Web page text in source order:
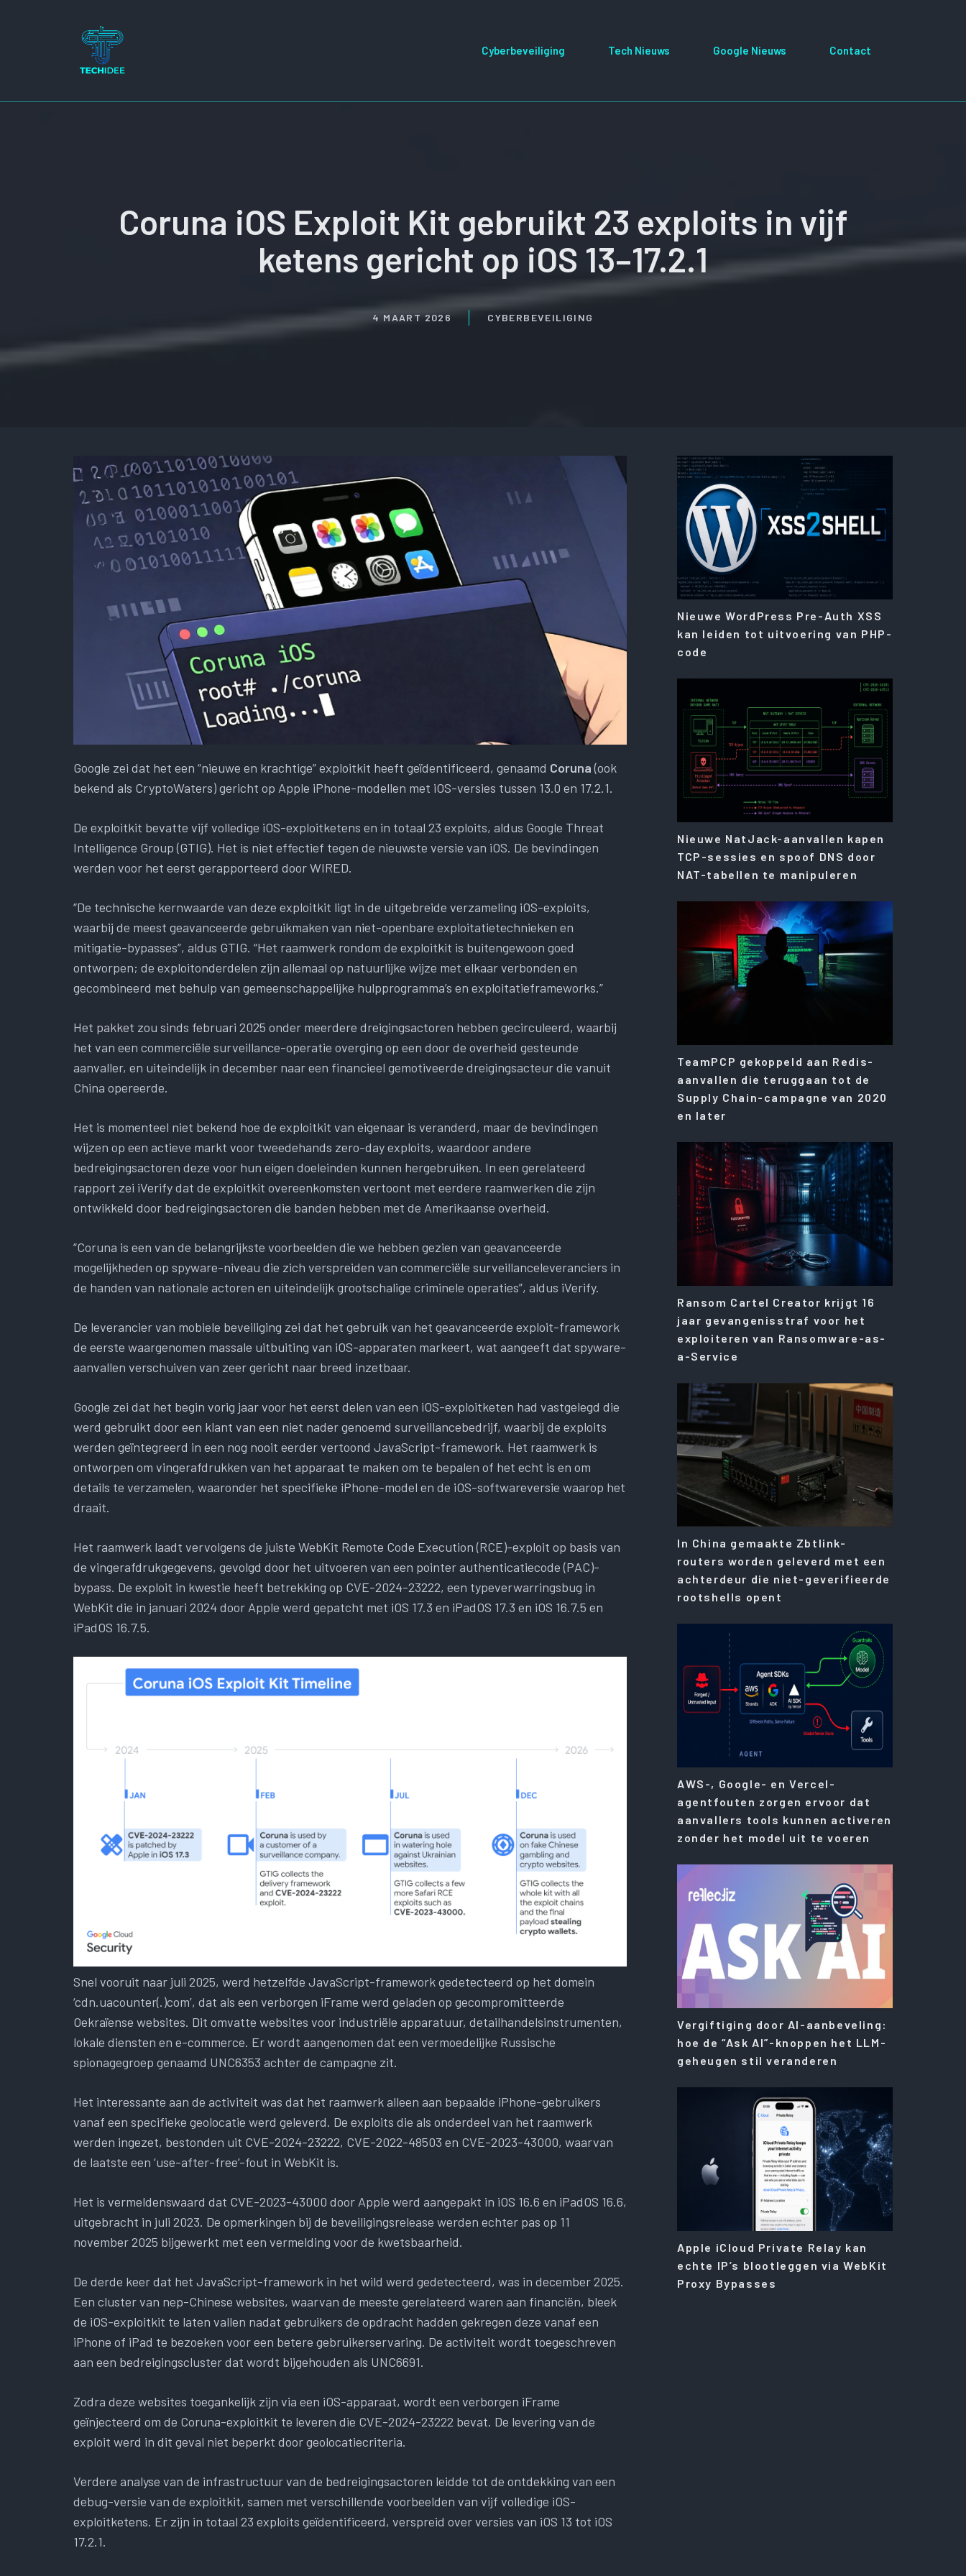
Cyberbeveiliging Tech Nieuws Google Nieuws Contact
Coruna iOS Exploit Kit gebruikt 23 exploits in vijf
ketens gericht op iOS 13–17.2.1
4 MAART 2026 CYBERBEVEILIGING
Google zei dat het een “nieuwe en krachtige” exploitkit heeft geïdentificeerd, genaamd Coruna(ook
bekend als CryptoWaters) gericht op Apple iPhone-modellen met iOS-versies tussen 13.0 en 17.2.1.
De exploitkit bevatte vijf volledige iOS-exploitketens en in totaal 23 exploits, aldus Google Threat
Intelligence Group (GTIG). Het is niet effectief tegen de nieuwste versie van iOS. De bevindingen
werden voor het eerst gerapporteerd door WIRED.
“De technische kernwaarde van deze exploitkit ligt in de uitgebreide verzameling iOS-exploits,
waarbij de meest geavanceerde gebruikmaken van niet-openbare exploitatietechnieken en
mitigatie-bypasses”, aldus GTIG. “Het raamwerk rondom de exploitkit is buitengewoon goed
ontworpen; de exploitonderdelen zijn allemaal op natuurlijke wijze met elkaar verbonden en
gecombineerd met behulp van gemeenschappelijke hulpprogramma’s en exploitatieframeworks.”
Het pakket zou sinds februari 2025 onder meerdere dreigingsactoren hebben gecirculeerd, waarbij
het van een commerciële surveillance-operatie overging op een door de overheid gesteunde
aanvaller, en uiteindelijk in december naar een financieel gemotiveerde dreigingsacteur die vanuit
China opereerde.
Het is momenteel niet bekend hoe de exploitkit van eigenaar is veranderd, maar de bevindingen
wijzen op een actieve markt voor tweedehands zero-day exploits, waardoor andere
bedreigingsactoren deze voor hun eigen doeleinden kunnen hergebruiken. In een gerelateerd
rapport zei iVerify dat de exploitkit overeenkomsten vertoont met eerdere raamwerken die zijn
ontwikkeld door bedreigingsactoren die banden hebben met de Amerikaanse overheid.
“Coruna is een van de belangrijkste voorbeelden die we hebben gezien van geavanceerde
mogelijkheden op spyware-niveau die zich verspreiden van commerciële surveillanceleveranciers in
de handen van nationale actoren en uiteindelijk grootschalige criminele operaties”, aldus iVerify.
De leverancier van mobiele beveiliging zei dat het gebruik van het geavanceerde exploit-framework
de eerste waargenomen massale uitbuiting van iOS-apparaten markeert, wat aangeeft dat spyware-
aanvallen verschuiven van zeer gericht naar breed inzetbaar.
Google zei dat het begin vorig jaar voor het eerst delen van een iOS-exploitketen had vastgelegd die
werd gebruikt door een klant van een niet nader genoemd surveillancebedrijf, waarbij de exploits
werden geïntegreerd in een nog nooit eerder vertoond JavaScript-framework. Het raamwerk is
ontworpen om vingerafdrukken van het apparaat te maken om te bepalen of het echt is en om
details te verzamelen, waaronder het specifieke iPhone-model en de iOS-softwareversie waarop het
draait.
Het raamwerk laadt vervolgens de juiste WebKit Remote Code Execution (RCE)-exploit op basis van
de vingerafdrukgegevens, gevolgd door het uitvoeren van een pointer authenticatiecode (PAC)-
bypass. De exploit in kwestie heeft betrekking op CVE-2024-23222, een typeverwarringsbug in
WebKit die in januari 2024 door Apple werd gepatcht met iOS 17.3 en iPadOS 17.3 en iOS 16.7.5 en
iPadOS 16.7.5.
Snel vooruit naar juli 2025, werd hetzelfde JavaScript-framework gedetecteerd op het domein
‘cdn.uacounter(.)com’, dat als een verborgen iFrame werd geladen op gecompromitteerde
Oekraïense websites. Dit omvatte websites voor industriële apparatuur, detailhandelsinstrumenten,
lokale diensten en e-commerce. Er wordt aangenomen dat een vermoedelijke Russische
spionagegroep genaamd UNC6353 achter de campagne zit.
Het interessante aan de activiteit was dat het raamwerk alleen aan bepaalde iPhone-gebruikers
vanaf een specifieke geolocatie werd geleverd. De exploits die als onderdeel van het raamwerk
werden ingezet, bestonden uit CVE-2024-23222, CVE-2022-48503 en CVE-2023-43000, waarvan
de laatste een ‘use-after-free’-fout in WebKit is.
Het is vermeldenswaard dat CVE-2023-43000 door Apple werd aangepakt in iOS 16.6 en iPadOS 16.6,
uitgebracht in juli 2023. De opmerkingen bij de beveiligingsrelease werden echter pas op 11
november 2025 bijgewerkt met een vermelding voor de kwetsbaarheid.
De derde keer dat het JavaScript-framework in het wild werd gedetecteerd, was in december 2025.
Een cluster van nep-Chinese websites, waarvan de meeste gerelateerd waren aan financiën, bleek
de iOS-exploitkit te laten vallen nadat gebruikers de opdracht hadden gekregen deze vanaf een
iPhone of iPad te bezoeken voor een betere gebruikerservaring. De activiteit wordt toegeschreven
aan een bedreigingscluster dat wordt bijgehouden als UNC6691.
Zodra deze websites toegankelijk zijn via een iOS-apparaat, wordt een verborgen iFrame
geïnjecteerd om de Coruna-exploitkit te leveren die CVE-2024-23222 bevat. De levering van de
exploit werd in dit geval niet beperkt door geolocatiecriteria.
Verdere analyse van de infrastructuur van de bedreigingsactoren leidde tot de ontdekking van een
debug-versie van de exploitkit, samen met verschillende voorbeelden van vijf volledige iOS-
exploitketens. Er zijn in totaal 23 exploits geïdentificeerd, verspreid over versies van iOS 13 tot iOS
17.2.1.
Nieuwe WordPress Pre-Auth XSS
kan leiden tot uitvoering van PHP-
code
Nieuwe NatJack-aanvallen kapen
TCP-sessies en spoof DNS door
NAT-tabellen te manipuleren
TeamPCP gekoppeld aan Redis-
aanvallen die teruggaan tot de
Supply Chain-campagne van 2020
en later
Ransom Cartel Creator krijgt 16
jaar gevangenisstraf voor het
exploiteren van Ransomware-as-
a-Service
In China gemaakte Zbtlink-
routers worden geleverd met een
achterdeur die niet-geverifieerde
rootshells opent
AWS-, Google- en Vercel-
agentfouten zorgen ervoor dat
aanvallers tools kunnen activeren
zonder het model uit te voeren
Vergiftiging door AI-aanbeveling:
hoe de “Ask AI”-knoppen het LLM-
geheugen stil veranderen
Apple iCloud Private Relay kan
echte IP’s blootleggen via WebKit
Proxy Bypasses